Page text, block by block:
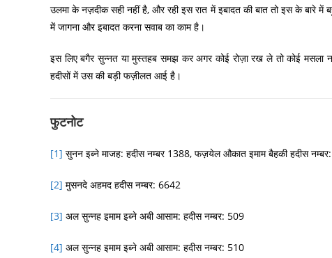
उलमा के नज़दीक सही नहीं है, और रही इस रात में इबादत की बात तो इस के बारे
में जागना और इबादत करना सवाब का काम है।
इस लिए बगैर सुन्नत या मुस्तहब समझ कर अगर कोई रोज़ा रख ले तो कोई मसला
हदीसों में उस की बड़ी फज़ीलत आई है।
फुटनोट
[1] सुनन इब्ने माजह: हदीस नम्बर 1388, फज़येल औकात इमाम बैहकी हदीस
[2] मुसनदे अहमद हदीस नम्बर: 6642
[3] अल सुन्नह इमाम इब्ने अबी आसाम: हदीस नम्बर: 509
[4] अल सुन्नह इमाम इब्ने अबी आसाम: हदीस नम्बर: 510